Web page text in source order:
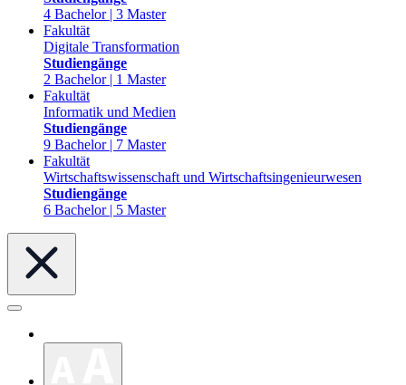
4 Bachelor | 3 Master
Fakultät
Digitale Transformation
Studiengänge
2 Bachelor | 1 Master
Fakultät
Informatik und Medien
Studiengänge
9 Bachelor | 7 Master
Fakultät
Wirtschaftswissenschaft und Wirtschaftsingenieurwesen
Studiengänge
6 Bachelor | 5 Master